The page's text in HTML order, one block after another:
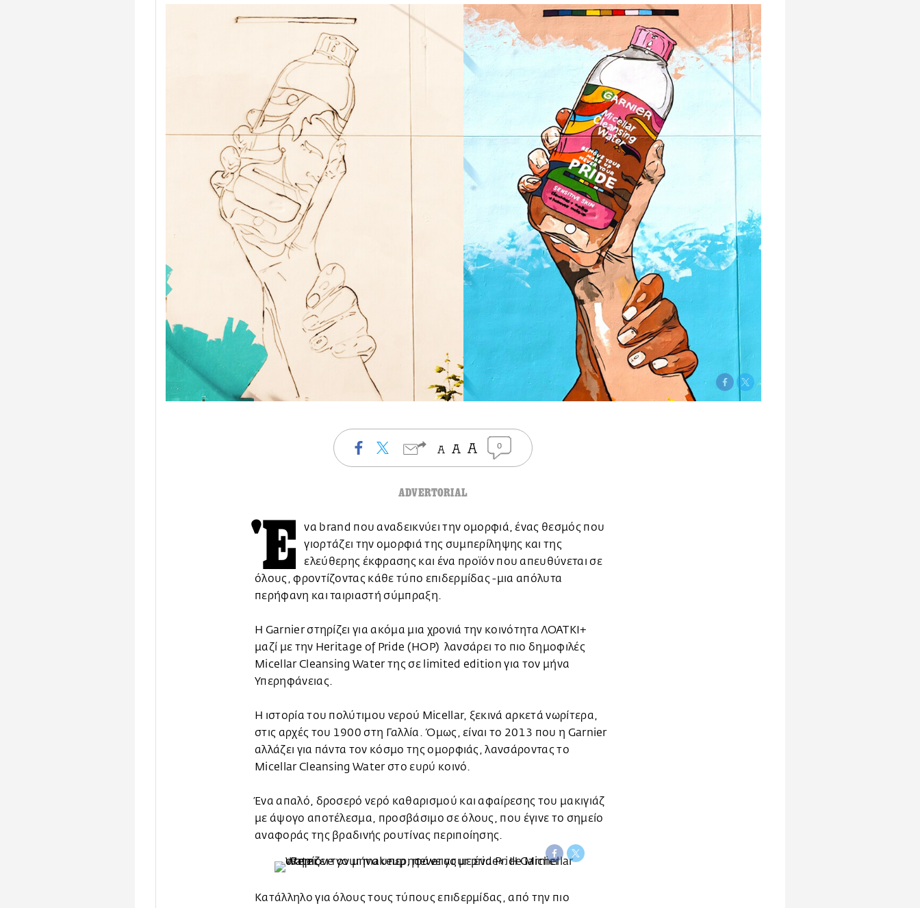
0
ADVERTORIAL
Έ
να brand που αναδεικνύει την ομορφιά, ένας θεσμός που
γιορτάζει την ομορφιά της συμπερίληψης και της
ελεύθερης έκφρασης και ένα προϊόν που απευθύνεται σε
όλους, φροντίζοντας κάθε τύπο επιδερμίδας -μια απόλυτα
περήφανη και ταιριαστή σύμπραξη.
Η Garnier στηρίζει για ακόμα μια χρονιά την κοινότητα ΛΟΑΤΚΙ+
μαζί με την Heritage of Pride (HOP) λανσάρει το πιο δημοφιλές
Micellar Cleansing Water της σε limited edition για τον μήνα
Υπερηφάνειας.
Η ιστορία του πολύτιμου νερού Micellar, ξεκινά αρκετά νωρίτερα,
στις αρχές του 1900 στη Γαλλία. Όμως, είναι το 2013 που η Garnier
αλλάζει για πάντα τον κόσμο της ομορφιάς, λανσάροντας το
Micellar Cleansing Water στο ευρύ κοινό.
Ένα απαλό, δροσερό νερό καθαρισμού και αφαίρεσης του μακιγιάζ
με άψογο αποτέλεσμα, προσβάσιμο σε όλους, που έγινε το σημείο
αναφοράς της βραδινής ρουτίνας περιποίησης.
Κατάλληλο για όλους τους τύπους επιδερμίδας, από την πιο